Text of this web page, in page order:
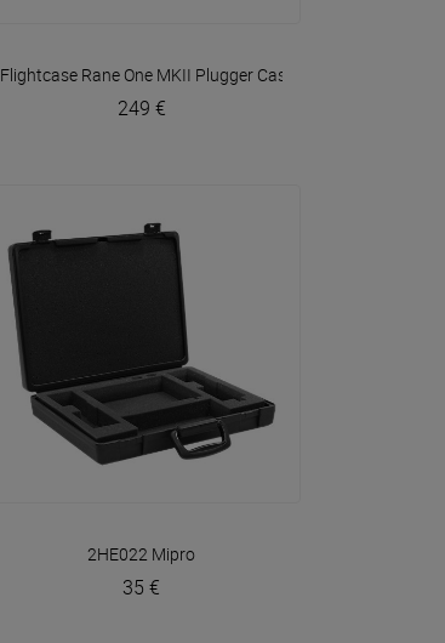
VOIR EN DÉTAIL
Flightcase Rane One MKII Plugger Case
249 €
VOIR EN DÉTAIL
2HE022 Mipro
35 €